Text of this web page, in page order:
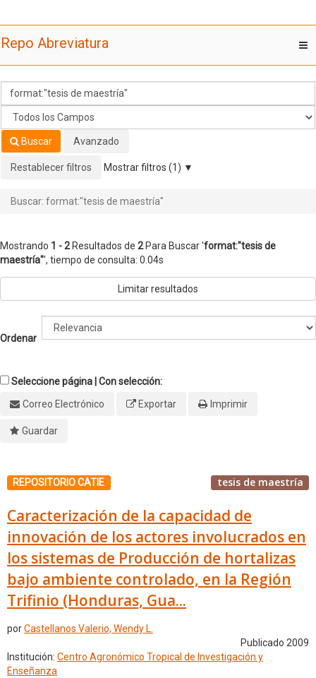
maestría"'
Repo Abreviatura
Buscar Avanzado
Restablecer filtros Mostrar filtros (1)
Buscar: format:"tesis de maestría"
Mostrando 1 - 2Resultados de 2Para Buscar 'format:"tesis de
maestría"', tiempo de consulta: 0.04s
Limitar resultados
Ordenar
Seleccione página | Con selección:
Correo Electrónico
Exportar Imprimir
Guardar
REPOSITORIO CATIE tesis de maestría
Caracterización de la capacidad de
innovación de los actores involucrados en
los sistemas de Producción de hortalizas
bajo ambiente controlado, en la Región
Trifinio (Honduras, Gua...
porCastellanos Valerio, Wendy L.
Publicado 2009
Institución: Centro Agronómico Tropical de Investigación y
Enseñanza